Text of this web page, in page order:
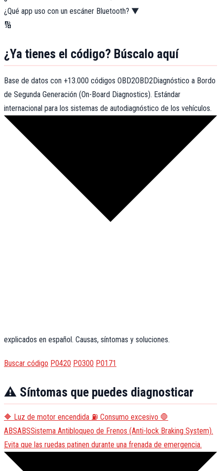
¿Qué app uso con un escáner Bluetooth? ▼
🔢
¿Ya tienes el código? Búscalo aquí
Base de datos con +13.000 códigos OBD2OBD2Diagnóstico a Bordo
de Segunda Generación (On-Board Diagnostics). Estándar
internacional para los sistemas de autodiagnóstico de los vehículos.
explicados en español. Causas, síntomas y soluciones.
Buscar código P0420 P0300 P0171
⚠️ Síntomas que puedes diagnosticar
🔶 Luz de motor encendida ⛽ Consumo excesivo 🛑
ABSABSSistema Antibloqueo de Frenos (Anti-lock Braking System).
Evita que las ruedas patinen durante una frenada de emergencia.